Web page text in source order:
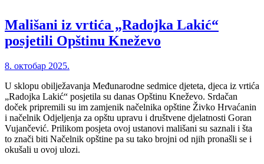
Mališani iz vrtića „Radojka Lakić“
posjetili Opštinu Kneževo
8. октобар 2025.
U sklopu obilježavanja Međunarodne sedmice djeteta, djeca iz vrtića
„Radojka Lakić“ posjetila su danas Opštinu Kneževo. Srdačan
doček pripremili su im zamjenik načelnika opštine Živko Hrvaćanin
i načelnik Odjeljenja za opštu upravu i društvene djelatnosti Goran
Vujančević. Prilikom posjeta ovoj ustanovi mališani su saznali i šta
to znači biti Načelnik opštine pa su tako brojni od njih pronašli se i
okušali u ovoj ulozi.